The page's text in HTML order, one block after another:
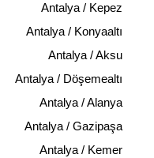
Antalya / Kepez
Antalya / Konyaaltı
Antalya / Aksu
Antalya / Döşemealtı
Antalya / Alanya
Antalya / Gazipaşa
Antalya / Kemer